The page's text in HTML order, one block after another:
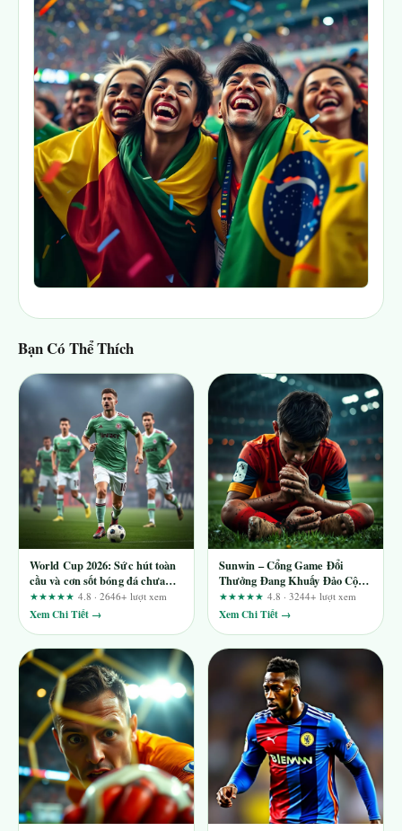
Bạn Có Thể Thích
World Cup 2026: Sức hút toàn
cầu và cơn sốt bóng đá chưa
từng có
★★★★★ 4.8 · 2646+ lượt xem
Xem Chi Tiết →
Sunwin – Cổng Game Đổi
Thưởng Đang Khuấy Đảo Cộng
Đồng Công Nghệ
★★★★★ 4.8 · 3244+ lượt xem
Xem Chi Tiết →